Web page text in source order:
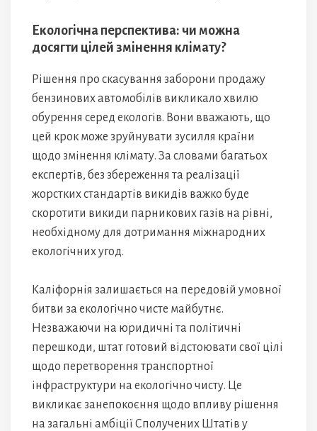
Екологічна перспектива: чи можна
досягти цілей змінення клімату?
Рішення про скасування заборони продажу
бензинових автомобілів викликало хвилю
обурення серед екологів. Вони вважають, що
цей крок може зруйнувати зусилля країни
щодо змінення клімату. За словами багатьох
експертів, без збереження та реалізації
жорстких стандартів викидів важко буде
скоротити викиди парникових газів на рівні,
необхідному для дотримання міжнародних
екологічних угод.
Каліфорнія залишається на передовій умовної
битви за екологічно чисте майбутнє.
Незважаючи на юридичні та політичні
перешкоди, штат готовий відстоювати свої цілі
щодо перетворення транспортної
інфраструктури на екологічно чисту. Це
викликає занепокоєння щодо впливу рішення
на загальні амбіції Сполучених Штатів у